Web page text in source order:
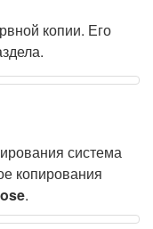
копии. Его
система
копирования
.